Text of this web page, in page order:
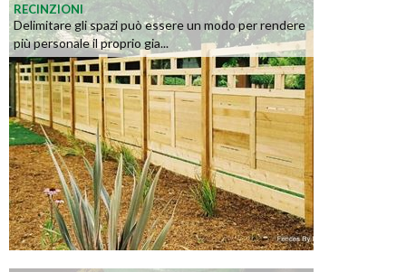
RECINZIONI
Delimitare gli spazi può essere un modo per rendere
più personale il proprio gia...